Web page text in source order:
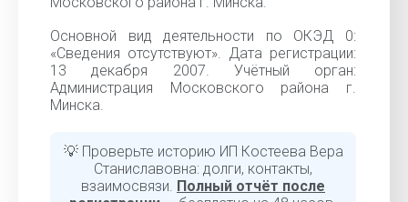
Основной вид деятельности по ОКЭД 0:
«Сведения отсутствуют». Дата регистрации:
13 декабря 2007. Учётный орган:
Администрация Московского района г.
Минска.
💡 Проверьте историю ИП Костеева Вера
Станиславовна: долги, контакты,
взаимосвязи. Полный отчёт после